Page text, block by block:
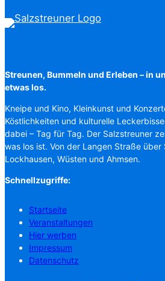
Streunen, Bummeln und Erleben – in
etwas los.
Kneipe und Kino, Kleinkunst und
Köstlichkeiten und kulturelle
dabei – Tag für Tag. Der Salzstreuner
was los ist. Von der Langen Straße
Lockhausen, Wüsten und Ahmsen.
Schnellzugriffe:
Startseite
Veranstaltungen
Hier werben
Impressum
Datenschutz